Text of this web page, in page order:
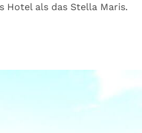
Hotel als das Stella Maris.